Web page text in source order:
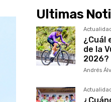
Ultimas
Actualidad
¿Cuál
de la
2026?
Andrés
Actualidad